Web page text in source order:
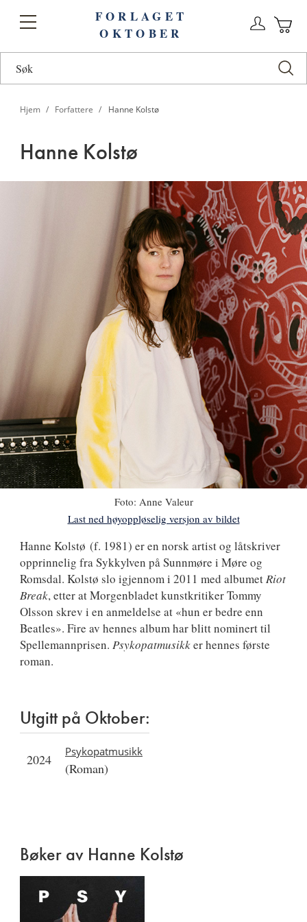
Toggle
FORLAGET
OKTOBER
Hjem Forfattere Hanne Kolstø
Hanne Kolstø
Foto: Anne Valeur
Last ned høyoppløselig versjon av bildet
Hanne
Kolstø
Hanne Kolstø (f. 1981) er en norsk artist og låtskriver
opprinnelig fra Sykkylven på Sunnmøre i Møre og
Romsdal. Kolstø slo igjennom i 2011 med albumetRiot
Break, etter at Morgenbladet kunstkritiker Tommy
Olsson skrev i en anmeldelse at «hun er bedre enn
Beatles». Fire av hennes album har blitt nominert til
Spellemannprisen. Psykopatmusikker hennes første
roman.
Utgitt på Oktober:
2024 Psykopatmusikk
(Roman)
Bøker av Hanne Kolstø